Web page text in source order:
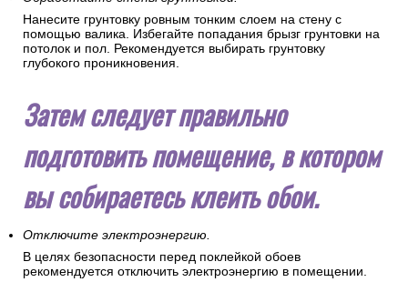
Нанесите грунтовку ровным тонким слоем на стену с
помощью валика. Избегайте попадания брызг грунтовки на
потолок и пол. Рекомендуется выбирать грунтовку
глубокого проникновения.
Затем следует правильно
подготовить помещение, в котором
вы собираетесь клеить обои.
Отключите электроэнергию.
В целях безопасности перед поклейкой обоев
рекомендуется отключить электроэнергию в помещении.